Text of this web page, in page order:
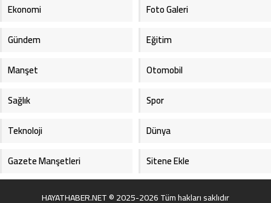
Ekonomi
Foto Galeri
Gündem
Eğitim
Manşet
Otomobil
Sağlık
Spor
Teknoloji
Dünya
Gazete Manşetleri
Sitene Ekle
HAYATHABER.NET © 2025-2026 Tüm hakları saklıdır